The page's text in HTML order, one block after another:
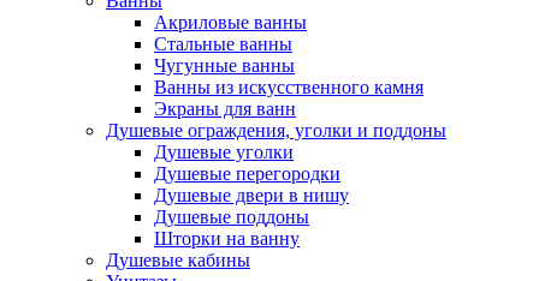
Акриловые ванны
Стальные ванны
Чугунные ванны
Ванны из искусственного камня
Экраны для ванн
Душевые ограждения, уголки и поддоны
Душевые уголки
Душевые перегородки
Душевые двери в нишу
Душевые поддоны
Шторки на ванну
Душевые кабины